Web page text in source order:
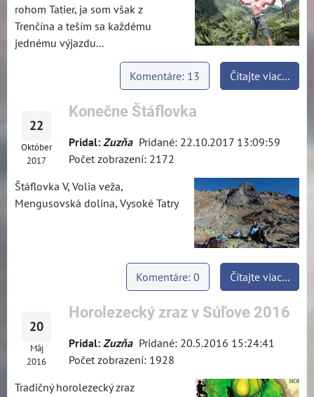
rohom Tatier, ja som však z
Trenčína a teším sa každému
jednému výjazdu...
Čítajte viac...
Komentáre: 13
22
Október
2017
Konečne Štáflovka
Pridal: Zuzňa Pridané: 22.10.2017 13:09:59
Počet zobrazení: 2172
Štáflovka V, Volia veža,
Mengusovská dolina, Vysoké Tatry
Čítajte viac...
Komentáre: 0
20
Máj
2016
Horolezecký zraz v Súľove 2016
Pridal: Zuzňa Pridané: 20.5.2016 15:24:41
Počet zobrazení: 1928
Tradičný horolezecký zraz